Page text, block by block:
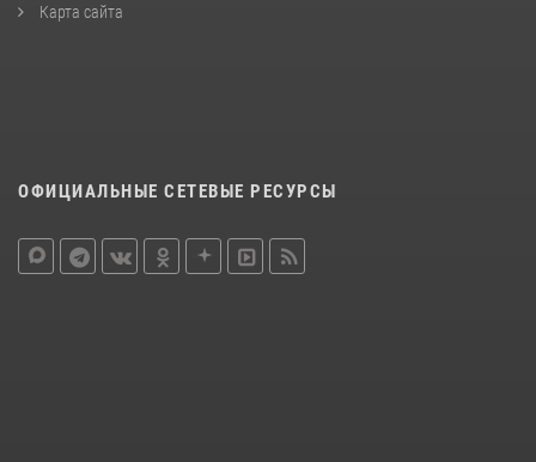
Карта сайта
ОФИЦИАЛЬНЫЕ СЕТЕВЫЕ РЕСУРСЫ